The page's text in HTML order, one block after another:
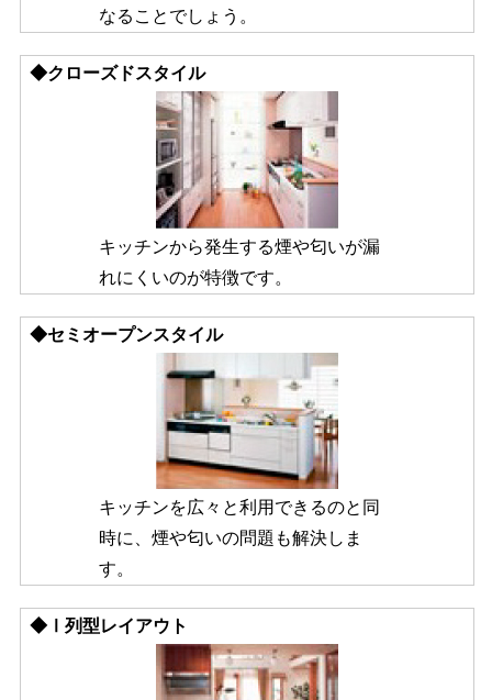
なることでしょう。
◆クローズドスタイル
キッチンから発生する煙や匂いが漏
れにくいのが特徴です。
◆セミオープンスタイル
キッチンを広々と利用できるのと同
時に、煙や匂いの問題も解決しま
す。
◆Ⅰ列型レイアウト